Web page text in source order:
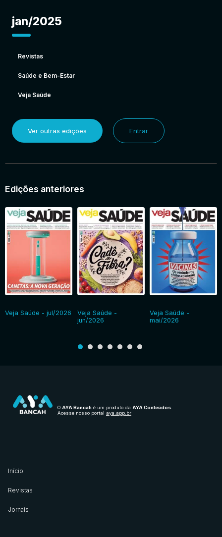
jan/2025
Revistas
Saúde e Bem-Estar
Veja Saúde
Ver outras edições Entrar
Edições anteriores
Veja Saúde - jul/2026
Veja Saúde -
jun/2026
Veja Saúde -
mai/2026
O AYA Bancah é um produto da AYA Conteúdos
Acesse nosso portal aya.app.br
Início
Revistas
Jornais